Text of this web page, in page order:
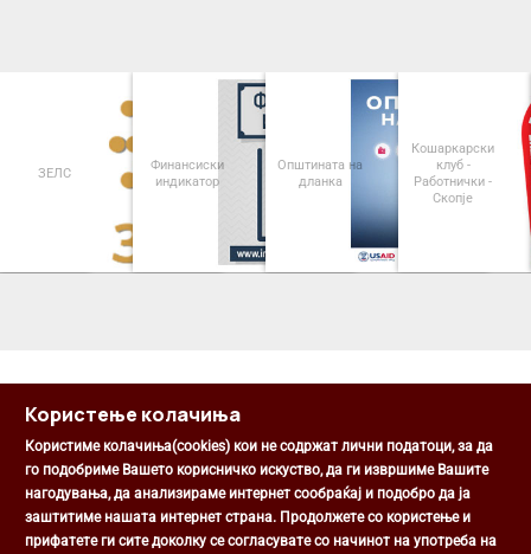
ЗЕЛС
Финансиски
индикатор
Општината на
дланка
Кошаркарски
клуб -
Работнички -
Скопје
Општина Центар
Михаил Цоков бр. 1, Скопје
Користење колачиња
Користиме колачиња(cookies) кои не содржат лични податоци, за да
го подобриме Вашето корисничко искуство, да ги извршиме Вашите
нагодувања, да анализираме интернет сообраќај и подобро да ја
заштитиме нашата интернет страна. Продолжете со користење и
прифатете ги сите доколку се согласувате со начинот на употреба на